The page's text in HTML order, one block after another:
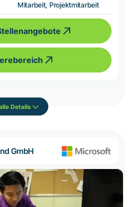
Mitarbeit, Projektmitarbeit
Details
GmbH